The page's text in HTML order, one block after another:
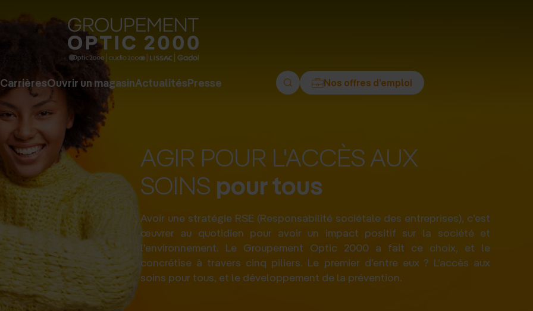
Groupement
Optic
-
-
Lissac
-
Gadol
-
Page
d'accueil
CarrièresOuvrir un magasinActualitésPresse Nos offres d’emploi
AGIR POUR L'ACCÈS AUX
SOINS pour tous
Avoir une stratégie RSE (Responsabilité sociétale des entreprises), c’est
œuvrer au quotidien pour avoir un impact positif sur la société et
l’environnement. Le Groupement Optic 2000 a fait ce choix, et le
concrétise à travers cinq piliers. Le premier d’entre eux ? L’accès aux
soins pour tous, et le développement de la prévention.